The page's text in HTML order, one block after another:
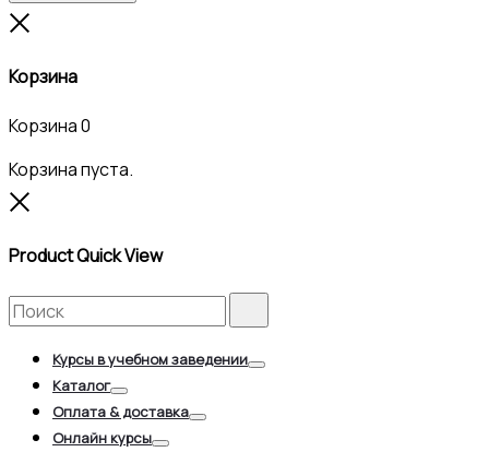
Корзина
Корзина0
Корзина пуста.
Product Quick View
Search
for:
Курсы в учебном заведении
Каталог
Toggle
Оплата & доставка
Онлайн курсы